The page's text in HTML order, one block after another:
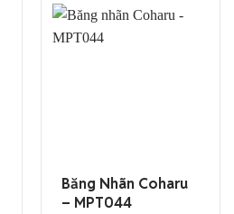
Băng Nhãn Coharu
– MPT044